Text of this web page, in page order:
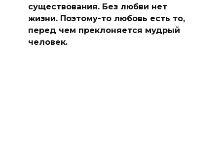
существования. Без любви нет
жизни. Поэтому-то любовь есть то,
перед чем преклоняется мудрый
человек.